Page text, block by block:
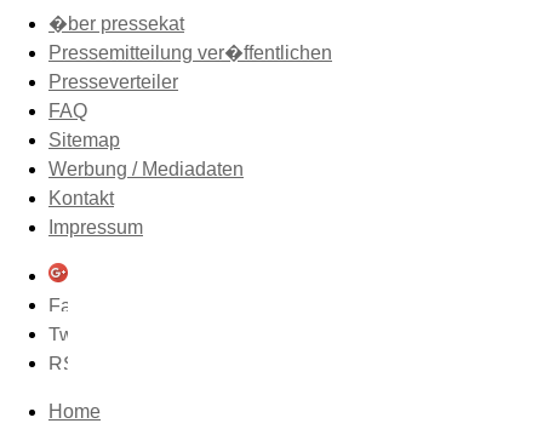
�ber pressekat
Pressemitteilung ver�ffentlichen
Presseverteiler
FAQ
Sitemap
Werbung / Mediadaten
Kontakt
Impressum
Home